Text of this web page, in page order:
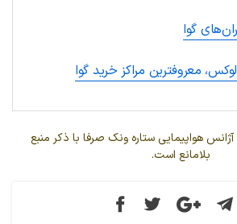
گوا
معروفترین مراکز خرید گوا
هواپیمایی ستاره ونک صرفا با ذکر منبع
بلامانع است.